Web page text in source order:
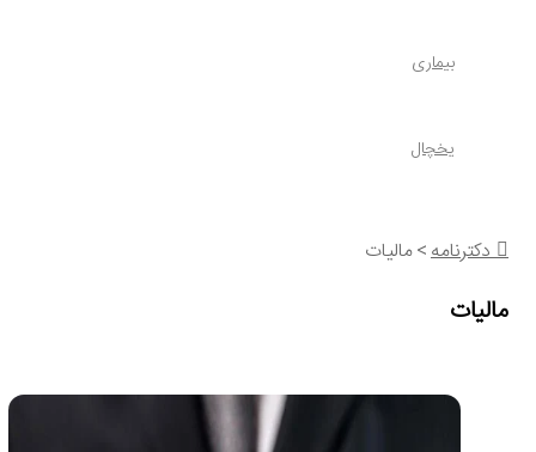
بیماری
یخچال
دکترنامه>مالیات
مالیات